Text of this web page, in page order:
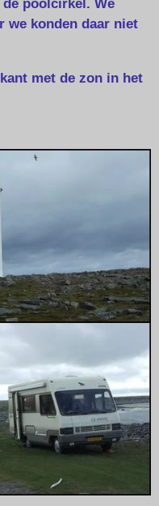
de poolcirkel. We
we konden daar niet
met de zon in het